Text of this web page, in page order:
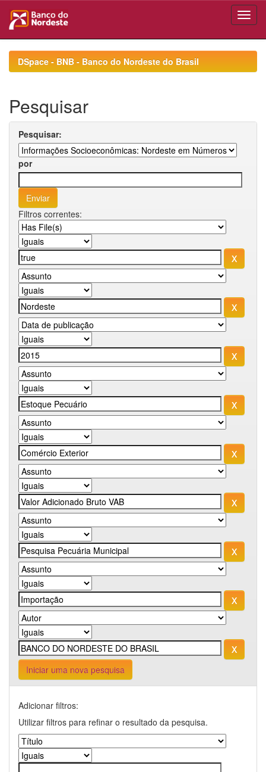
navigationDSpace - BNB - Banco do Nordeste do Brasil
Pesquisar
Pesquisar:
por
Filtros correntes:
Iniciar uma nova pesquisa
Adicionar filtros:
Utilizar filtros para refinar o resultado da pesquisa.